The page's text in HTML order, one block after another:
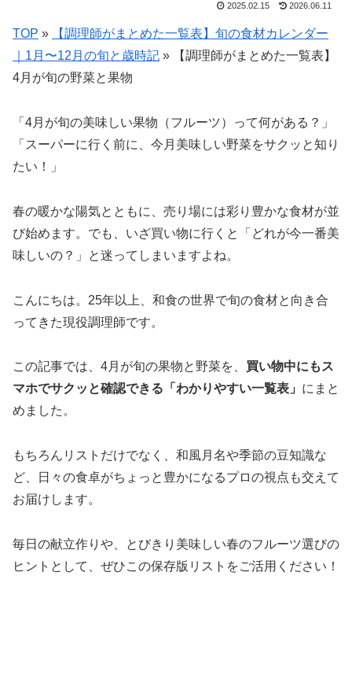
2025.02.15 2026.06.11
TOP »
【調理師がまとめた一覧表】旬の食材カレンダー
｜1月〜12月の旬と歳時記 »
【調理師がまとめた一覧表】
4月が旬の野菜と果物
「4月が旬の美味しい果物（フルーツ）って何がある？」
「スーパーに行く前に、今月美味しい野菜をサクッと知り
たい！」
春の暖かな陽気とともに、売り場には彩り豊かな食材が並
び始めます。でも、いざ買い物に行くと「どれが今一番美
味しいの？」と迷ってしまいますよね。
こんにちは。25年以上、和食の世界で旬の食材と向き合
ってきた現役調理師です。
この記事では、4月が旬の果物と野菜を、 買い物中にもス
マホでサクッと確認できる「わかりやすい一覧表」 にまと
めました。
もちろんリストだけでなく、和風月名や季節の豆知識な
ど、日々の食卓がちょっと豊かになるプロの視点も交えて
お届けします。
毎日の献立作りや、とびきり美味しい春のフルーツ選びの
ヒントとして、ぜひこの保存版リストをご活用ください！